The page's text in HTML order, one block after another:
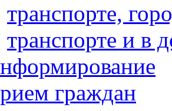
транспорте,
транспорте и в
граждан